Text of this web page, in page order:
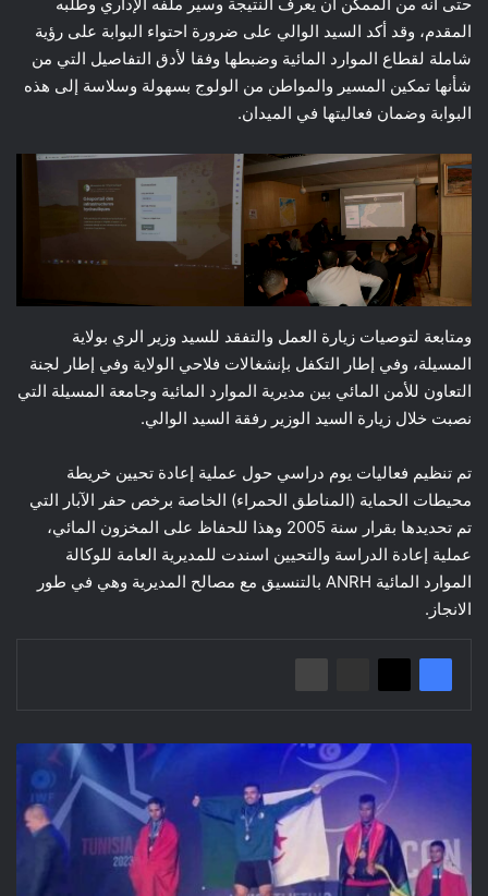
حتى أنه من الممكن أن يعرف النتيجة وسير ملفه الإداري وطلبه
المقدم، وقد أكد السيد الوالي على ضرورة احتواء البوابة على رؤية
شاملة لقطاع الموارد المائية وضبطها وفقا لأدق التفاصيل التي من
شأنها تمكين المسير والمواطن من الولوج بسهولة وسلاسة إلى هذه
البوابة وضمان فعاليتها في الميدان.
ومتابعة لتوصيات زيارة العمل والتفقد للسيد وزير الري بولاية
المسيلة، وفي إطار التكفل بإنشغالات فلاحي الولاية وفي إطار لجنة
التعاون للأمن المائي بين مديرية الموارد المائية وجامعة المسيلة التي
نصبت خلال زيارة السيد الوزير رفقة السيد الوالي.
تم تنظيم فعاليات يوم دراسي حول عملية إعادة تحيين خريطة
محيطات الحماية (المناطق الحمراء) الخاصة برخص حفر الآبار التي
تم تحديدها بقرار سنة 2005 وهذا للحفاظ على المخزون المائي،
عملية إعادة الدراسة والتحيين اسندت للمديرية العامة للوكالة
الموارد المائية ANRH بالتنسيق مع مصالح المديرية وهي في طور
الانجاز.